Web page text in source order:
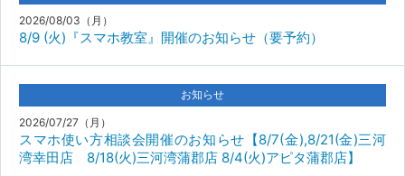
2026/08/03（月）
8/9 (火)『スマホ教室』開催のお知らせ（要予約）
お知らせ
2026/07/27（月）
スマホ使い方相談会開催のお知らせ【8/7(金),8/21(金)三河
湾幸田店 8/18(火)三河湾蒲郡店 8/4(火)アピタ蒲郡店】